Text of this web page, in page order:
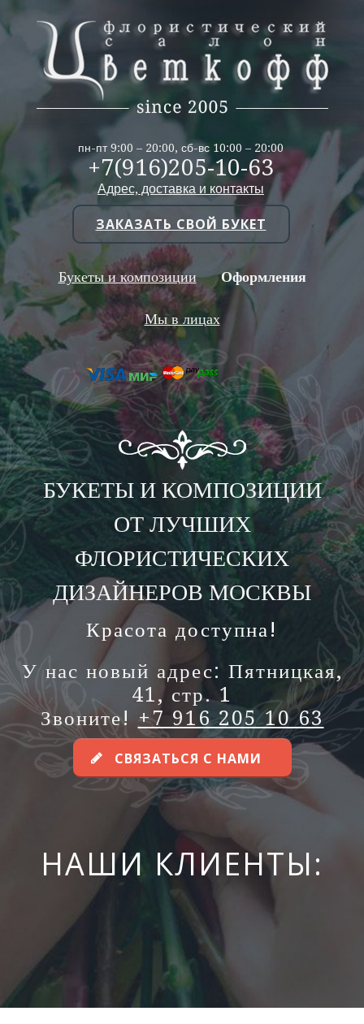
пн-пт 9:00 – 20:00, сб-вс 10:00 – 20:00
+7(916)205-10-63
Адрес, доставка и контакты
ЗАКАЗАТЬ СВОЙ БУКЕТ
Букеты и композиции Оформления
Мы в лицах
БУКЕТЫ И КОМПОЗИЦИИ
ОТ ЛУЧШИХ
ФЛОРИСТИЧЕСКИХ
ДИЗАЙНЕРОВ МОСКВЫ
Красота доступна!
У нас новый адрес: Пятницкая,
41, стр. 1
Звоните! +7 916 205 10 63
СВЯЗАТЬСЯ С НАМИ
НАШИ КЛИЕНТЫ: